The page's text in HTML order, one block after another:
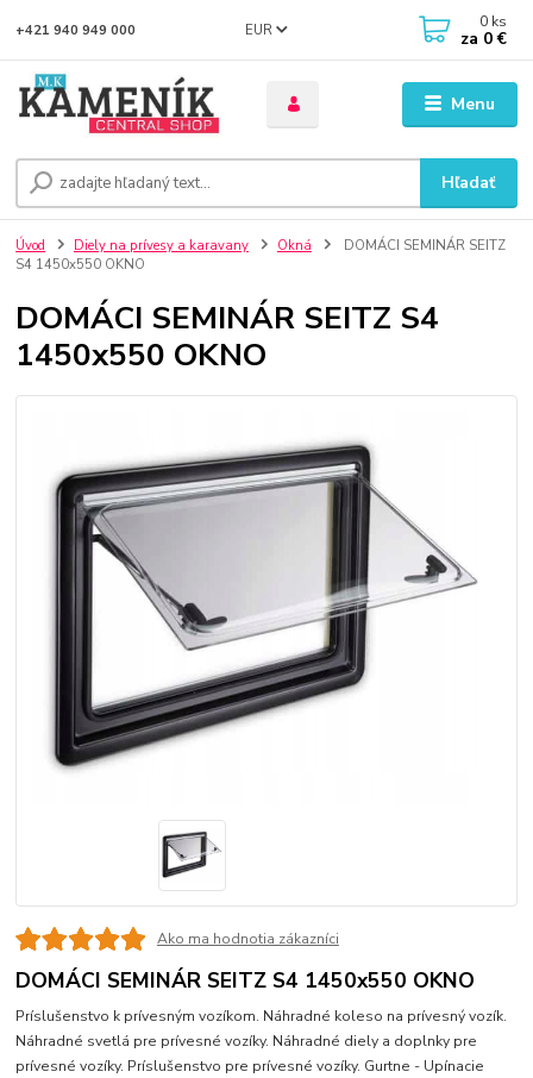
Menu
EUR
Hľadať
+421 940 949 000 0 ks
za 0 €
Úvod Diely na prívesy a karavany Okná
DOMÁCI SEMINÁR SEITZ
S4 1450x550 OKNO
DOMÁCI SEMINÁR SEITZ S4
1450x550 OKNO
Ako ma hodnotia zákazníci
DOMÁCI SEMINÁR SEITZ S4 1450x550 OKNO
Príslušenstvo k prívesným vozíkom. Náhradné koleso na prívesný vozík.
Náhradné svetlá pre prívesné vozíky. Náhradné diely a doplnky pre
prívesné vozíky. Príslušenstvo pre prívesné vozíky. Gurtne - Upínacie